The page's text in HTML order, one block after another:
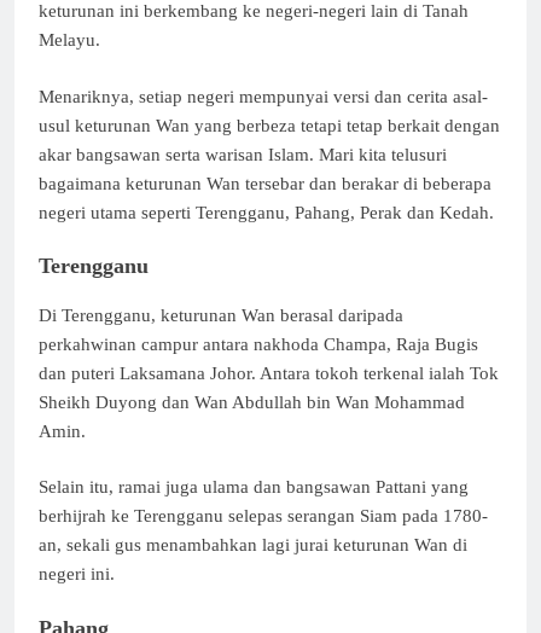
keturunan ini berkembang ke negeri-negeri lain di Tanah
Melayu.
Menariknya, setiap negeri mempunyai versi dan cerita asal-
usul keturunan Wan yang berbeza tetapi tetap berkait dengan
akar bangsawan serta warisan Islam. Mari kita telusuri
bagaimana keturunan Wan tersebar dan berakar di beberapa
negeri utama seperti Terengganu, Pahang, Perak dan Kedah.
Terengganu
Di Terengganu, keturunan Wan berasal daripada
perkahwinan campur antara nakhoda Champa, Raja Bugis
dan puteri Laksamana Johor. Antara tokoh terkenal ialah Tok
Sheikh Duyong dan Wan Abdullah bin Wan Mohammad
Amin.
Selain itu, ramai juga ulama dan bangsawan Pattani yang
berhijrah ke Terengganu selepas serangan Siam pada 1780-
an, sekali gus menambahkan lagi jurai keturunan Wan di
negeri ini.
Pahang